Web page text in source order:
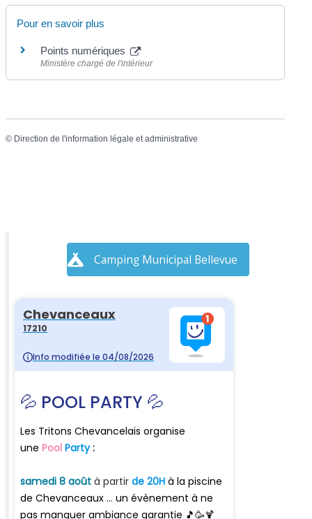
Pour en savoir plus
Points numériques
Ministère chargé de l'intérieur
© Direction de l'information légale et administrative
Camping Municipal Bellevue